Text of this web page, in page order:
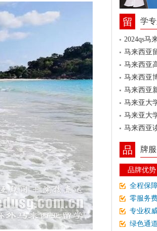
留 学
2024qs马
马来西亚
马来西亚
马来西亚
马来西亚
马来亚大
马来亚大
马来西亚
品 牌
品牌优势
全程保
零服务
专业权
绿色通道